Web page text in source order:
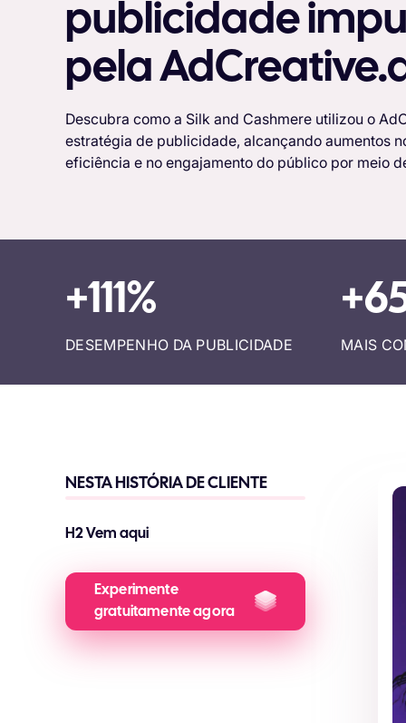
publicidade
pela
Descubra como a Silk and Cashmere utilizou o
estratégia de publicidade, alcançando aumentos
eficiência e no engajamento do público por meio
+111%
DESEMPENHO DA PUBLICIDADE MAIS
NESTA HISTÓRIA DE CLIENTE
H2 Vem aqui
Experimente
gratuitamente agora